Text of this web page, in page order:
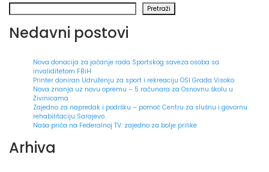
Pretraži
Nedavni postovi
Nova donacija za jačanje rada Sportskog saveza osoba sa
invaliditetom FBiH
Printer doniran Udruženju za sport i rekreaciju OSI Grada Visoko
Nova znanja uz novu opremu – 5 računara za Osnovnu školu u
Živinicama
Zajedno za napredak i podršku – pomoć Centru za slušnu i govornu
rehabilitaciju Sarajevo
Naša priča na Federalnoj TV: zajedno za bolje prilike
Arhiva